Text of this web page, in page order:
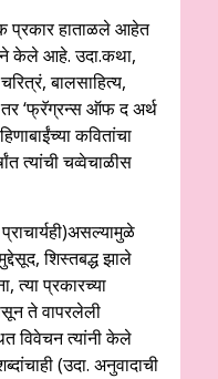
प्रकार हाताळले आहेत
केले आहे. उदा.कथा,
बालसाहित्य,
‘फ्रॅग्रन्स ऑफ द अर्थ
कवितांचा
त्यांची चव्वेचाळीस
शिस्तबद्ध झाले
त्या प्रकारच्या
ते वापरलेली
विवेचन त्यांनी केले
(उदा. अनुवादाची